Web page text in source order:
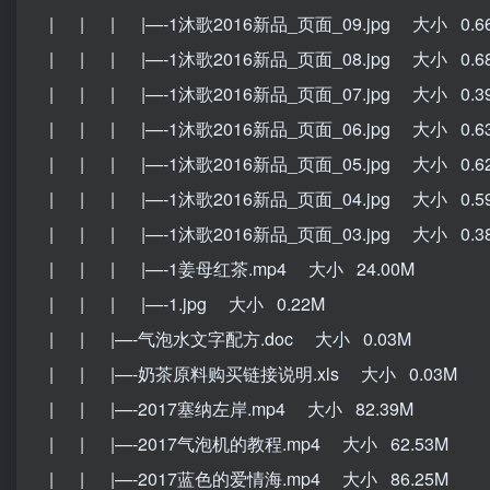
| | | |—-1沐歌2016新品_页面_09.jpg 大小
| | | |—-1沐歌2016新品_页面_08.jpg 大小
| | | |—-1沐歌2016新品_页面_07.jpg 大小
| | | |—-1沐歌2016新品_页面_06.jpg 大小
| | | |—-1沐歌2016新品_页面_05.jpg 大小
| | | |—-1沐歌2016新品_页面_04.jpg 大小
| | | |—-1沐歌2016新品_页面_03.jpg 大小
| | | |—-1姜母红茶.mp4 大小 24.00M
| | | |—-1.jpg 大小 0.22M
| | |—-气泡水文字配方.doc 大小 0.03M
| | |—-奶茶原料购买链接说明.xls 大小 0.03M
| | |—-2017塞纳左岸.mp4 大小 82.39M
| | |—-2017气泡机的教程.mp4 大小 62.53M
| | |—-2017蓝色的爱情海.mp4 大小 86.25M